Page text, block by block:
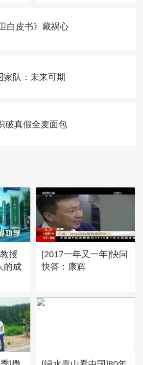
白皮书》藏祸心
家队：未来可期
破真假全麦面包
授
的成
[2017一年又一年]快问
快答：康辉